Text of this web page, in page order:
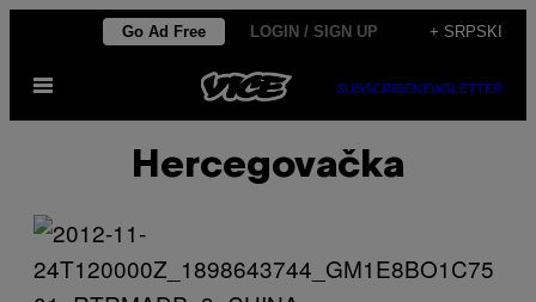
садржај
Go Ad Free LOGIN / SIGN UP + SRPSKI
Otvori
SUBSCRIBENEWSLETTER
Hercegovačka